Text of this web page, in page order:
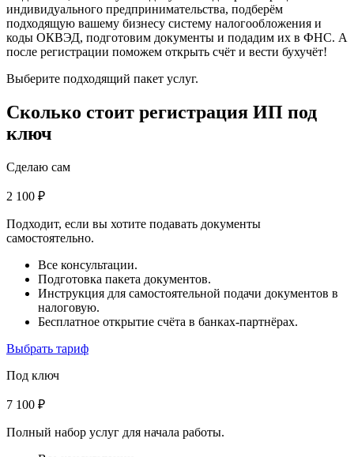
индивидуального предпринимательства, подберём
подходящую вашему бизнесу систему налогообложения и
коды ОКВЭД, подготовим документы и подадим их в ФНС. А
после регистрации поможем открыть счёт и вести бухучёт!
Выберите подходящий пакет услуг.
Сколько стоит регистрация ИП под
ключ
Сделаю сам
2 100 ₽
Подходит, если вы хотите подавать документы
самостоятельно.
Все консультации.
Подготовка пакета документов.
Инструкция для самостоятельной подачи документов в
налоговую.
Бесплатное открытие счёта в банках-партнёрах.
Выбрать тариф
Под ключ
7 100 ₽
Полный набор услуг для начала работы.